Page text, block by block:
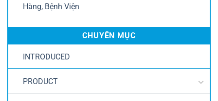
Hàng, Bệnh Viện
CHUYÊN MỤC
INTRODUCED
PRODUCT